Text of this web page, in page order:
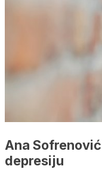
Ana
depresiju